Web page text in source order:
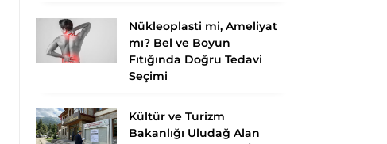
Nükleoplasti mi, Ameliyat
mı? Bel ve Boyun
Fıtığında Doğru Tedavi
Seçimi
Kültür ve Turizm
Bakanlığı Uludağ Alan